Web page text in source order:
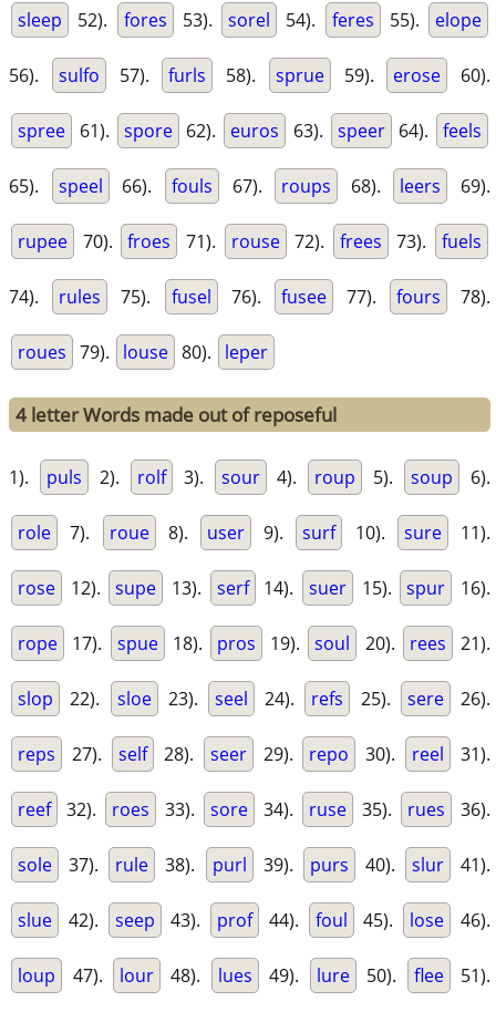
sleep 52). fores 53). sorel 54). feres 55). elope
56). sulfo 57). furls 58). sprue 59). erose 60).
spree 61). spore 62). euros 63). speer 64). feels
65). speel 66). fouls 67). roups 68). leers 69).
rupee 70). froes 71). rouse 72). frees 73). fuels
74). rules 75). fusel 76). fusee 77). fours 78).
roues 79). louse 80). leper
4 letter Words made out of reposeful
1). puls 2). rolf 3). sour 4). roup 5). soup 6).
role 7). roue 8). user 9). surf 10). sure 11).
rose 12). supe 13). serf 14). suer 15). spur 16).
rope 17). spue 18). pros 19). soul 20). rees 21).
slop 22). sloe 23). seel 24). refs 25). sere 26).
reps 27). self 28). seer 29). repo 30). reel 31).
reef 32). roes 33). sore 34). ruse 35). rues 36).
sole 37). rule 38). purl 39). purs 40). slur 41).
slue 42). seep 43). prof 44). foul 45). lose 46).
loup 47). lour 48). lues 49). lure 50). flee 51).